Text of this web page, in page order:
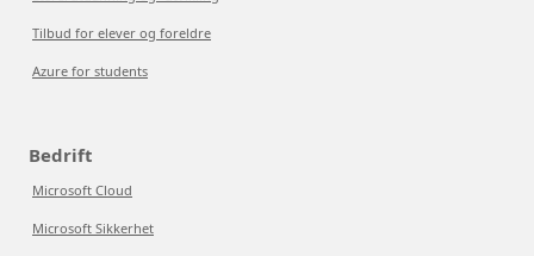
Tilbud for elever og foreldre
Azure for students
Bedrift
Microsoft Cloud
Microsoft Sikkerhet